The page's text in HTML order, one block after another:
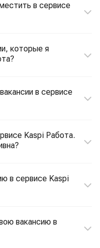
в сервисе
которые я
в сервисе
Kaspi Работа.
в сервисе Kaspi
вакансию в